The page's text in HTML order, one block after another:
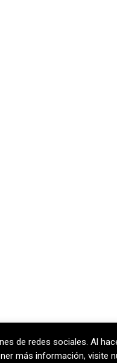
de redes sociales. Al
más información, visite